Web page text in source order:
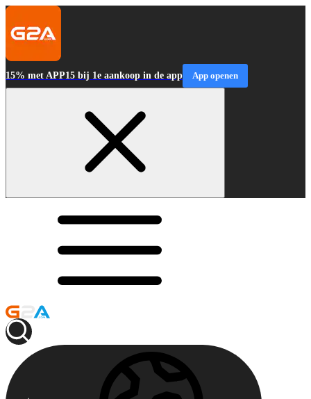
15% met APP15 bij 1e aankoop in de app App openen